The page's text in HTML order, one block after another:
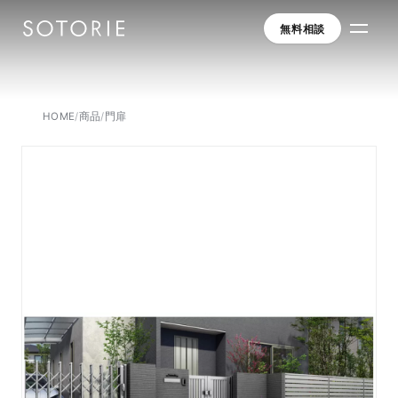
無料相談
HOME/商品/ 門扉